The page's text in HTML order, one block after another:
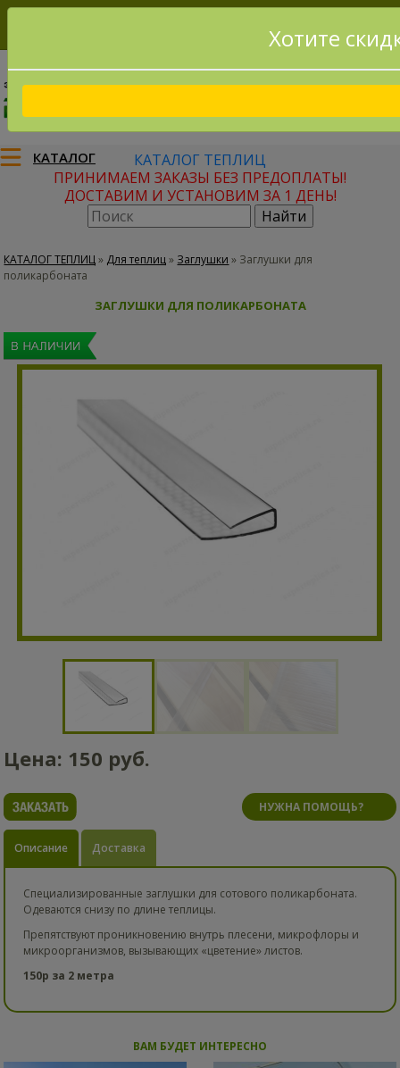
8(915)795-56-02
КАТАЛОГ
КАТАЛОГ ТЕПЛИЦ
ПРИНИМАЕМ ЗАКАЗЫ БЕЗ ПРЕДОПЛАТЫ!
ДОСТАВИМ И УСТАНОВИМ ЗА 1 ДЕНЬ!
КАТАЛОГ ТЕПЛИЦ» Для теплиц» Заглушки » Заглушки для
поликарбоната
ЗАГЛУШКИ ДЛЯ ПОЛИКАРБОНАТА
Цена: 150 руб.
НУЖНА ПОМОЩЬ?
Описание Доставка
Специализированные заглушки для сотового поликарбоната.
Одеваются снизу по длине теплицы.
Препятствуют проникновению внутрь плесени, микрофлоры и
микроорганизмов, вызывающих «цветение» листов.
150р за 2 метра
ВАМ БУДЕТ ИНТЕРЕСНО
Хотите